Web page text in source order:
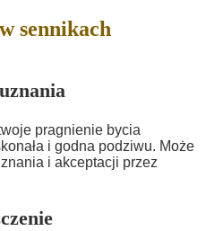
sennikach
pragnienie bycia
i godna podziwu. Może
i akceptacji przez